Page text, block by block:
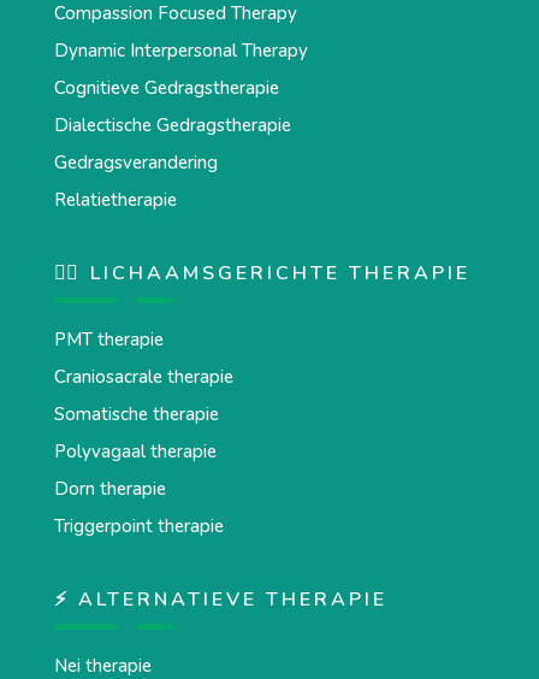
Compassion Focused Therapy
Dynamic Interpersonal Therapy
Cognitieve Gedragstherapie
Dialectische Gedragstherapie
Gedragsverandering
Relatietherapie
💆‍♂️ LICHAAMSGERICHTE THERAPIE
PMT therapie
Craniosacrale therapie
Somatische therapie
Polyvagaal therapie
Dorn therapie
Triggerpoint therapie
⚡ ALTERNATIEVE THERAPIE
Nei therapie